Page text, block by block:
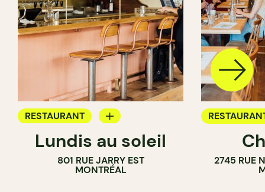
RESTAURANT
BAR À VIN
Lundis au soleil
801 RUE JARRY EST
MONTRÉAL
2745 RUE